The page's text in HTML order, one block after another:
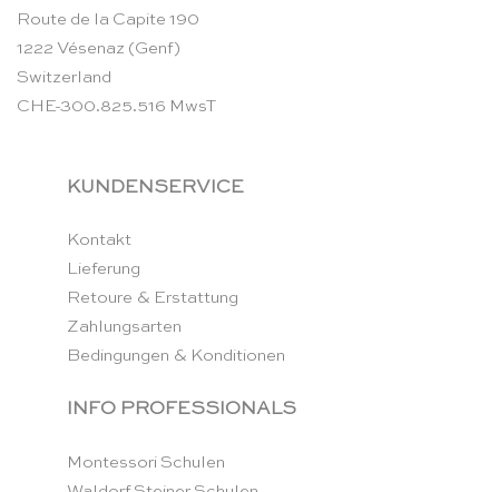
Route de la Capite 190
1222 Vésenaz (Genf)
Switzerland
CHE-300.825.516 MwsT
KUNDENSERVICE
Kontakt
Lieferung
Retoure & Erstattung
Zahlungsarten
Bedingungen & Konditionen
INFO PROFESSIONALS
Montessori Schulen